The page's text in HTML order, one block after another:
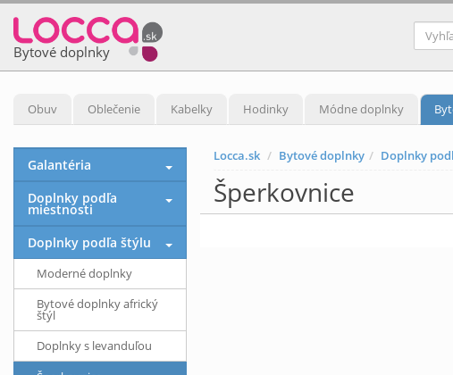
Bytové doplnky
Obuv Oblečenie Kabelky Hodinky Módne doplnky
Locca.sk Bytové doplnky Doplnky
Šperkovnice
Galantéria
Doplnky podľa
miestnosti
Doplnky podľa štýlu
Moderné doplnky
Bytové doplnky africký
štýl
Doplnky s levanduľou